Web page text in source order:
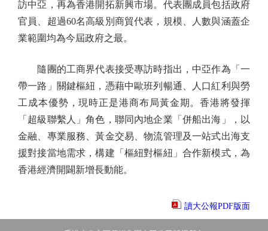
訪中亞，再為香港開拓新興市場。代表團成員包括政府
官員、超過60名高級別商貿代表，規模、人數與涵蓋企
業範圍均為今屆政府之最。
隨團的工商界代表接受專訪時指出，中亞作為「一
帶一路」關鍵樞紐，憑藉中歐班列暢通、人口紅利與勞
工成本優勢，現時正是港商布局黃金期。香港將發揮
「超級聯繫人」角色，聯同內地企業「併船出海」，以
金融、專業服務、黃金交易、物流管理及一站式出海支
援對接當地需求，構建「樞紐對樞紐」合作新模式，為
香港經濟開闢新增長動能。
讀大公報PDF版面